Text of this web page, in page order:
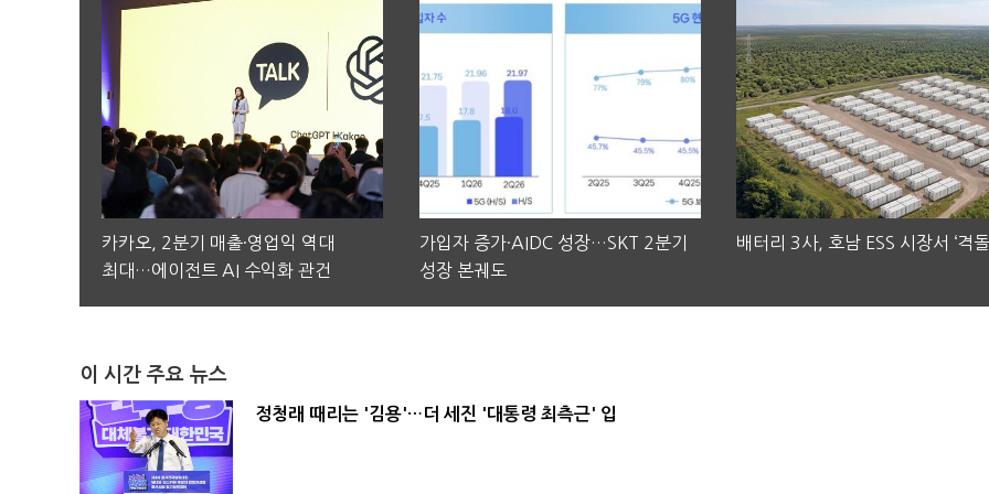
카카오, 2분기 매출·영업익 역대
최대…에이전트 AI 수익화 관건
가입자 증가·AIDC 성장…SKT 2분기
성장 본궤도
배터리 3사, 호남 ESS 시장서 ‘격돌
이 시간 주요 뉴스
정청래 때리는 '김용'…더 세진 '대통령 최측근' 입